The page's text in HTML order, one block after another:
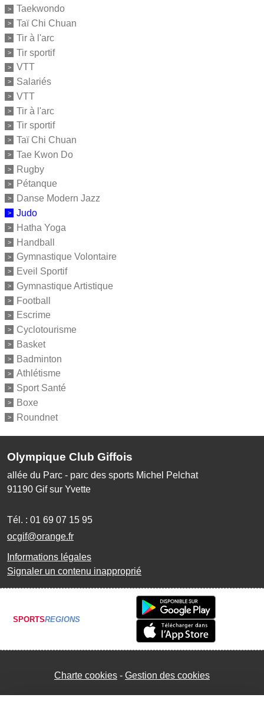
Taekwondo
Taï Chi Chuan
Tir à l'arc
Tir sportif
VTT
Salariés
VTT
Tir à l'arc
Tir sportif
Taï Chi Chuan
Tae Kwon Do
Rugby
Pétanque
Danse Modern Jazz
Judo
Hatha Yoga
Handball
Gymnastique Volontaire
Eveil Sportif
Gymnastique Artistique
Football
Escrime
Cyclotourisme
Basket
Badminton
Athlétisme
Sport Santé
Boxe
Roundnet
Olympique Club Giffois
allée du Parc - parc des sports Michel Pelchat
91190 Gif sur Yvette
Tél. : 01 69 07 15 95
ocgif@orange.fr
Informations légales
Signaler un contenu inapproprié
SPORTSREGIONS
Charte cookies Gestion des cookies